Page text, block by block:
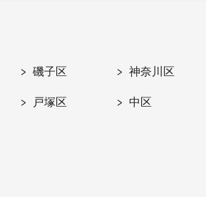
磯子区 神奈川区
戸塚区 中区